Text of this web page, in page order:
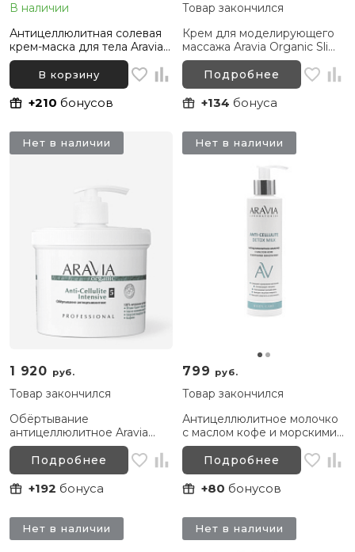
В наличии
Антицеллюлитная солевая
крем-маска для тела Aravia
Organic Anti-Cellulite Salt-
Intensive Mask, 550 мл
В корзину
+210 бонусов
Товар закончился
Крем для моделирующего
массажа Aravia Organic Slim
Shape, 550 мл
Подробнее
+134 бонуса
1 920 руб.
Товар закончился
Обёртывание
антицеллюлитное Aravia
Organic Anti-Cellulite
Intensive, 550 мл
Подробнее
+192 бонуса
Нет в наличии
799 руб.
Товар закончился
Антицеллюлитное молочко
с маслом кофе и морскими
минералами Aravia Anti-
Cellulite Detox Milk, 200 мл
Подробнее
+80 бонусов
Нет в наличии
Нет в наличии Нет в наличии